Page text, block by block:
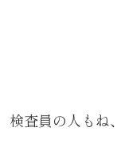
検査員の人もね、